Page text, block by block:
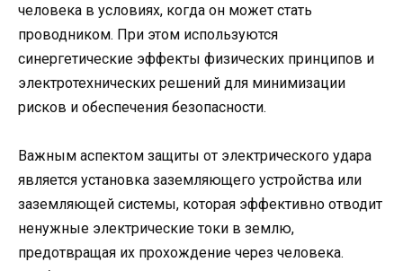
человека в условиях, когда он может стать
проводником. При этом используются
синергетические эффекты физических принципов и
электротехнических решений для минимизации
рисков и обеспечения безопасности.
Важным аспектом защиты от электрического удара
является установка заземляющего устройства или
заземляющей системы, которая эффективно отводит
ненужные электрические токи в землю,
предотвращая их прохождение через человека.